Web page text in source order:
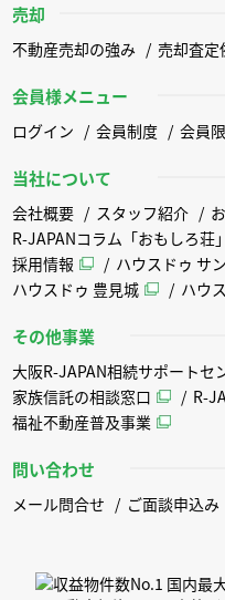
売却
不動産売却の強み 売却査定
会員様メニュー
ログイン 会員制度 会員
当社について
会社概要 スタッフ紹介
R-JAPANコラム「おもしろ荘」
採用情報
ハウスドゥ サ
ハウスドゥ 豊見城
ハウ
その他事業
大阪R-JAPAN相続サポートセ
家族信託の相談窓口
R-
福祉不動産普及事業
問い合わせ
メール問合せ ご面談申込み